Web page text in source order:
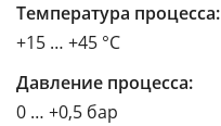
Температура процесса:
+15 … +45 °C
Давление процесса:
0 … +0,5 бар